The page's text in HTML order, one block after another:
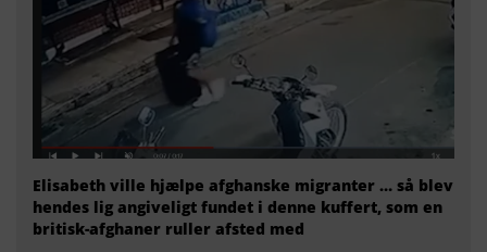
Elisabeth ville hjælpe afghanske migranter … så blev
hendes lig angiveligt fundet i denne kuffert, som en
britisk-afghaner ruller afsted med